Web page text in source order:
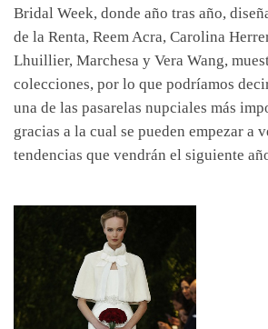
Bridal Week, donde año tras año,
de la Renta, Reem Acra, Carolina
Lhuillier, Marchesa y Vera Wang,
colecciones, por lo que podríamos
una de las pasarelas nupciales más
gracias a la cual se pueden empezar a
tendencias que vendrán el siguiente